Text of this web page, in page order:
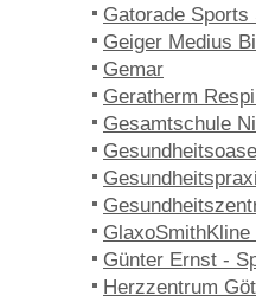
Gatorade
Geiger Medius
Gemar
Geratherm
Gesamtschule
GlaxoSmithKline
Günter Ernst -
Herzzentrum